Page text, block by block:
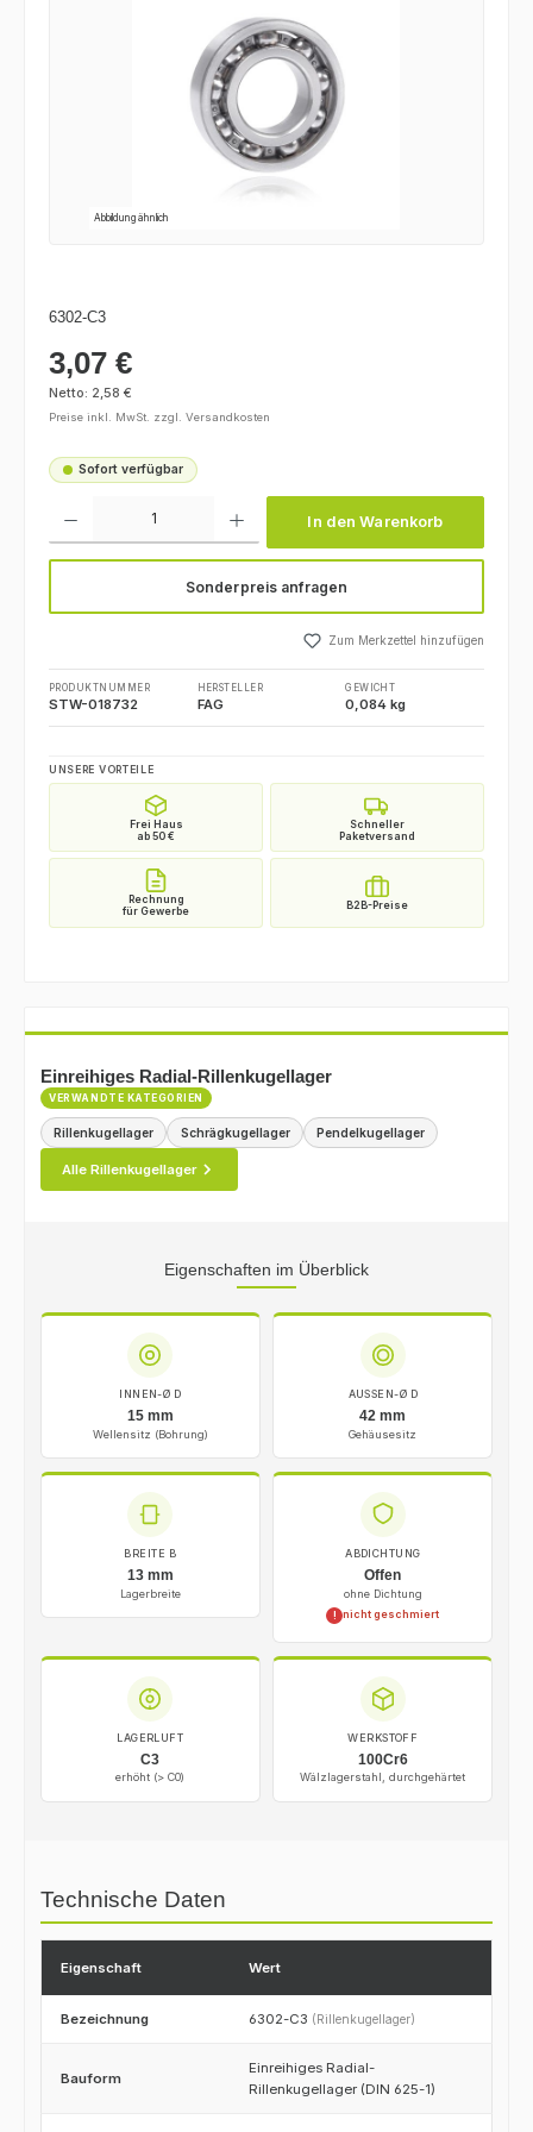
Abbildung ähnlich
6302-C3
Regulärer Preis:
3,07 €
Netto: 2,58 €
Preise inkl. MwSt. zzgl. Versandkosten
Sofort verfügbar
In den Warenkorb
Sonderpreis anfragen
Zum Merkzettel hinzufügen
PRODUKTNUMMER
STW-018732
HERSTELLER
FAG
GEWICHT
0,084 kg
UNSERE VORTEILE
Einreihiges Radial-Rillenkugellager
VERWANDTE KATEGORIEN
Rillenkugellager Schrägkugellager Pendelkugellager
Alle Rillenkugellager
Eigenschaften im Überblick
INNEN-Ø D
15 mm
Wellensitz (Bohrung)
AUSSEN-Ø D
42 mm
Gehäusesitz
BREITE B
13 mm
Lagerbreite
ABDICHTUNG
Offen
ohne Dichtung
! nicht geschmiert
LAGERLUFT
C3
erhöht (> C0)
WERKSTOFF
100Cr6
Wälzlagerstahl, durchgehärtet
Technische Daten
Eigenschaft Wert
Bezeichnung 6302-C3 (Rillenkugellager)
Bauform
Einreihiges Radial-
Rillenkugellager (DIN 625-1)